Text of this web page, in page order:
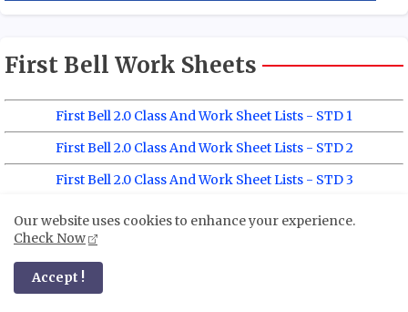
First Bell Work Sheets
First Bell 2.0 Class And Work Sheet Lists - STD 1
First Bell 2.0 Class And Work Sheet Lists - STD 2
First Bell 2.0 Class And Work Sheet Lists - STD 3
First Bell 2.0 Class And Work Sheet Lists - STD 2
Our website uses cookies to enhance your experience.
Check Now
Accept !